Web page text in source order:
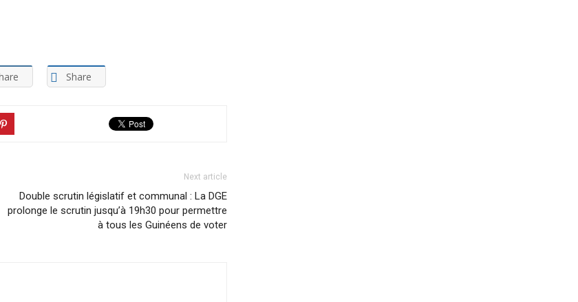
Share
Next article
Double scrutin législatif et communal : La DGE
prolonge le scrutin jusqu’à 19h30 pour permettre
à tous les Guinéens de voter